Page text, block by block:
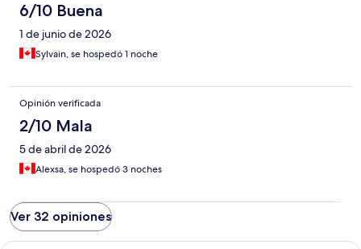
6/10 Buena
1 de junio de 2026
Sylvain, se hospedó 1 noche
Opinión verificada
2/10 Mala
5 de abril de 2026
Alexsa, se hospedó 3 noches
Ver 32 opiniones